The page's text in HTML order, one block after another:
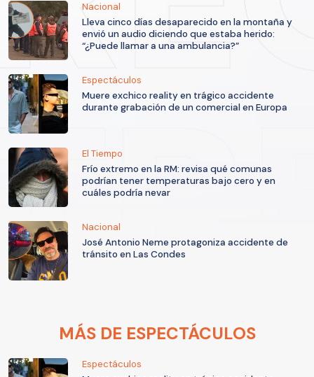
Nacional
Lleva cinco días desaparecido en la montaña y
envió un audio diciendo que estaba herido:
“¿Puede llamar a una ambulancia?”
Espectáculos
Muere exchico reality en trágico accidente
durante grabación de un comercial en Europa
El Tiempo
Frío extremo en la RM: revisa qué comunas
podrían tener temperaturas bajo cero y en
cuáles podría nevar
Nacional
José Antonio Neme protagoniza accidente de
tránsito en Las Condes
MÁS DE ESPECTÁCULOS
Espectáculos